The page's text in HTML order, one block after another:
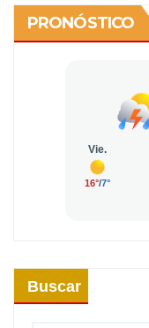
PRONÓSTICO
Buscar